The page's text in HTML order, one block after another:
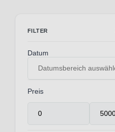
FILTER
Datum
Preis